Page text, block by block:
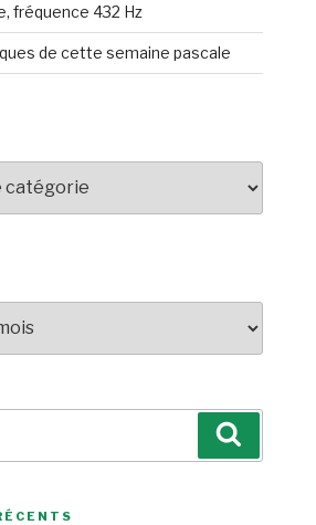
fréquence 432 Hz
de cette semaine pascale